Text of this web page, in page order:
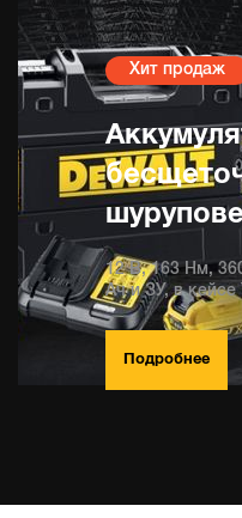
Хит продаж
12 В, 163 Нм,
Ач и ЗУ, в кейсе
Подробнее